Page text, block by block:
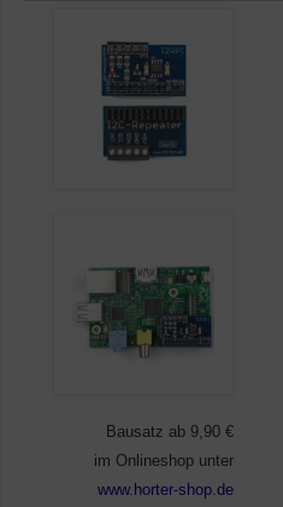
Bausatz ab 9,90 €
im Onlineshop unter
www.horter-shop.de